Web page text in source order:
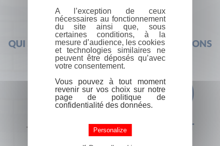
QUI SOMMES-NOUS ?FOIRE AUX QUESTIONS
+33 (0) 1 44 41 29 19 CONTACT
A l’exception de ceux
nécessaires au fonctionnement
du site ainsi que, sous
certaines conditions, à la
mesure d’audience, les cookies
et technologies similaires ne
peuvent être déposés qu’avec
votre consentement.
Vous pouvez à tout moment
revenir sur vos choix sur notre
page de politique de
confidentialité des données.
Personalize